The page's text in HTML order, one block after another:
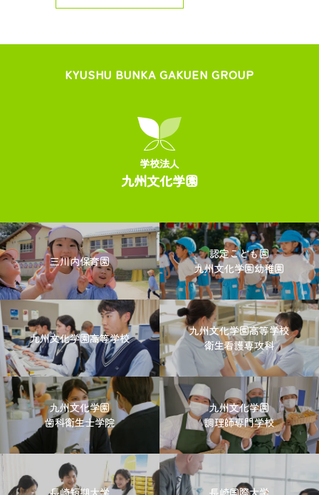
KYUSHU BUNKA GAKUEN GROUP
学校法人
九州文化学園
三川内保育園
認定こども園
九州文化学園幼稚園
九州文化学園高等学校
九州文化学園高等学校
衛生看護専攻科
九州文化学園
歯科衛生士学院
九州文化学園
調理師専門学校
長崎短期大学 長崎国際大学